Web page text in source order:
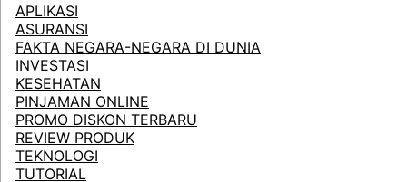
APLIKASI
ASURANSI
FAKTA NEGARA-NEGARA DI DUNIA
INVESTASI
KESEHATAN
PINJAMAN ONLINE
PROMO DISKON TERBARU
REVIEW PRODUK
TEKNOLOGI
TUTORIAL